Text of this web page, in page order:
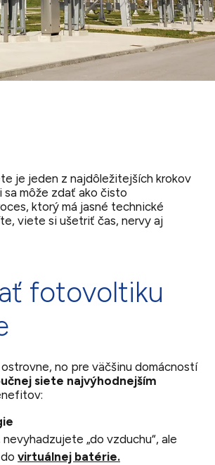
je jeden z najdôležitejších krokov
môže zdať ako čisto
ktorý má jasné technické
viete si ušetriť čas, nervy aj
fotovoltiku
no pre väčšinu domácností
siete najvýhodnejším
„do vzduchu“, ale
virtuálnej batérie.